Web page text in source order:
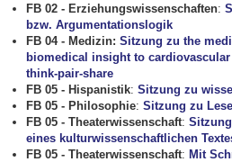
FB 02 - Erziehungswissenschaften:
bzw. Argumentationslogik
FB 04 - Medizin: Sitzung zu the
biomedical insight to
think-pair-share
FB 05 - Hispanistik:Sitzung zu
FB 05 - Philosophie:Sitzung zu
FB 05 - Theaterwissenschaft:
eines kulturwissenschaftlichen
FB 05 - Theaterwissenschaft:Mit